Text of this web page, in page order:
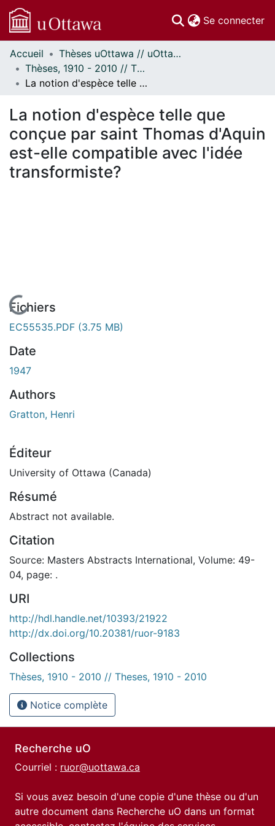
Se connecter
Communautés
et collections
Parcourir
À propos
Accueil
Thèses uOttawa // uOttawa Theses
Thèses, 1910 - 2010 // Theses, 1910 - 2010
La notion d'espèce telle que conçue par saint Thomas d'Aquin est-elle compatible avec l'idée transformiste?
La notion d'espèce telle que
conçue par saint Thomas d'Aquin
est-elle compatible avec l'idée
transformiste?
En cours de chargement...
Fichiers
EC55535.PDF (3.75 MB)
Date
1947
Authors
Gratton, Henri
Éditeur
University of Ottawa (Canada)
Résumé
Abstract not available.
Citation
Source: Masters Abstracts International, Volume: 49-
04, page: .
URI
http://hdl.handle.net/10393/21922
http://dx.doi.org/10.20381/ruor-9183
Collections
Thèses, 1910 - 2010 // Theses, 1910 - 2010
Notice complète
Recherche uO
Courriel : ruor@uottawa.ca
Si vous avez besoin d'une copie d'une thèse ou d'un
autre document dans Recherche uO dans un format